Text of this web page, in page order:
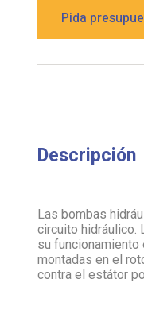
Pida
Descripción
Las bombas
circuito hidráulico.
su funcionamiento
montadas en el
contra el estátor